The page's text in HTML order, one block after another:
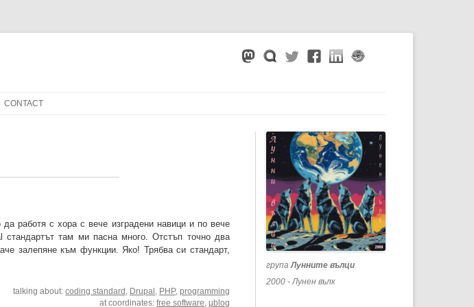
CONTACT
работя с хора с вече изградени навици и по вече
там ми пасна много. Отстъп точно два
залепяне към функции. Яко! Трябва си стандарт,
talking about:coding standard Drupal PHP,programming
at coordinates:free software ,µblog
групаЛунните вълци
2000 - Лунен вълк